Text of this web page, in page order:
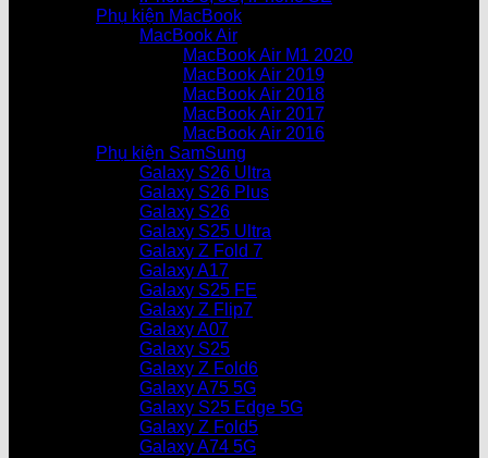
Phụ kiện MacBook
MacBook Air
MacBook Air M1 2020
MacBook Air 2019
MacBook Air 2018
MacBook Air 2017
MacBook Air 2016
Phụ kiện SamSung
Galaxy S26 Ultra
Galaxy S26 Plus
Galaxy S26
Galaxy S25 Ultra
Galaxy Z Fold 7
Galaxy A17
Galaxy S25 FE
Galaxy Z Flip7
Galaxy A07
Galaxy S25
Galaxy Z Fold6
Galaxy A75 5G
Galaxy S25 Edge 5G
Galaxy Z Fold5
Galaxy A74 5G